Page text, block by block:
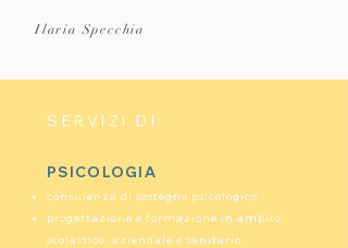
Ilaria Specchia
SERVIZI DI:​
PSICOLOGIA
consulenza di sostegno psicologico
progettazione e formazione in ambito
scolastico, aziendale e sanitario